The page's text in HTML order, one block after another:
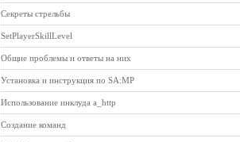
Секреты стрельбы
SetPlayerSkillLevel
Общие проблемы и ответы на них
Установка и инструкция по SA:MP
Использование инклуда a_http
Создание команд